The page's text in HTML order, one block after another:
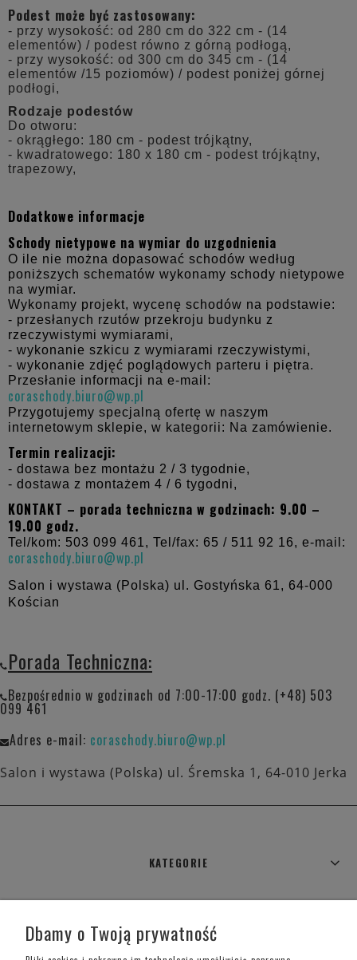
Podest może być zastosowany:
- przy wysokość: od 280 cm do 322 cm - (14
elementów) / podest równo z górną podłogą,
- przy wysokość: od 300 cm do 345 cm - (14
elementów /15 poziomów) / podest poniżej górnej
podłogi,
Rodzaje podestów
Do otworu:
- okrągłego: 180 cm - podest trójkątny,
- kwadratowego: 180 x 180 cm - podest trójkątny,
trapezowy,
Dodatkowe informacje
Schody nietypowe na wymiar do uzgodnienia
O ile nie można dopasować schodów według
poniższych schematów wykonamy schody nietypowe
na wymiar.
Wykonamy projekt, wycenę schodów na podstawie:
- przesłanych rzutów przekroju budynku z
rzeczywistymi wymiarami,
- wykonanie szkicu z wymiarami rzeczywistymi,
- wykonanie zdjęć poglądowych parteru i piętra.
Przesłanie informacji na e-mail:
coraschody.biuro@wp.pl
Przygotujemy specjalną ofertę w naszym
internetowym sklepie, w kategorii: Na zamówienie.
Termin realizacji:
- dostawa bez montażu 2 / 3 tygodnie,
- dostawa z montażem 4 / 6 tygodni,
KONTAKT – porada techniczna w godzinach: 9.00 –
19.00 godz.
Tel/kom: 503 099 461, Tel/fax: 65 / 511 92 16, e-mail:
coraschody.biuro@wp.pl
Salon i wystawa (Polska) ul. Gostyńska 61, 64-000
Kościan
Porada Techniczna:
Bezpośrednio w godzinach od 7:00-17:00 godz. (+48) 503
099 461
Adres e-mail: coraschody.biuro@wp.pl
Salon i wystawa (Polska) ul. Śremska 1, 64-010 Jerka
KATEGORIE
MOJE KONTO
Dbamy o Twoją prywatność